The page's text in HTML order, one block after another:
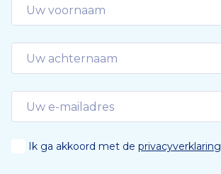
Ik ga akkoord met de privacyverklaring